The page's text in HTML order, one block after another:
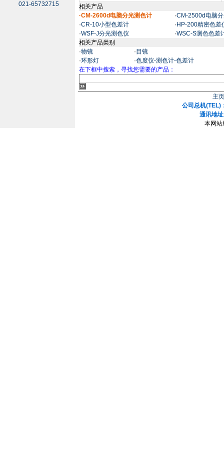
021-65732715
相关产品
·CM-2600d电脑分光测色计
·CM-2500d电脑
·CR-10小型色差计 · HP-200精密色差
·WSF-J分光测色仪 ·WSC-S测色色差
相关产品类别
·物镜 · 目镜
·环形灯 ·色度仪-测色计-色差计
在下框中搜索，寻找您需要的产品：
主
公司总机
通讯地
本网